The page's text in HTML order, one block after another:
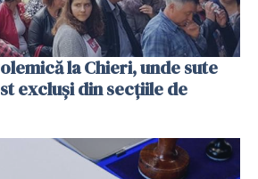
la Chieri, unde sute
excluși din secţiile de